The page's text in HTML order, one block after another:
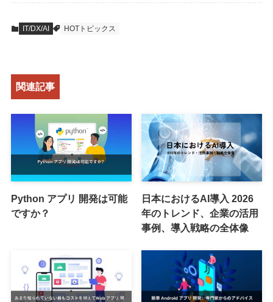
IT/DX/AI HOTトピックス
関連記事
Python アプリ 開発は可能
ですか？
日本におけるAI導入 2026
年のトレンド、企業の活用
事例、導入戦略の全体像